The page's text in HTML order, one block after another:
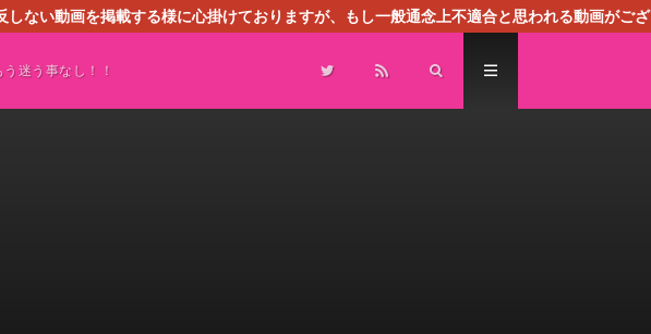
ない動画を掲載する様に心掛けておりますが、もし一般通念上不適合と思われる動画がござ
迷う事なし！！